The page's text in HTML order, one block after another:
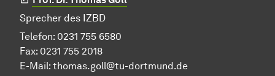
Sprecher des IZBD
Telefon: 0231 755 6580
Fax: 0231 755 2018
E-Mail: thomas.goll@tu-dortmund.de